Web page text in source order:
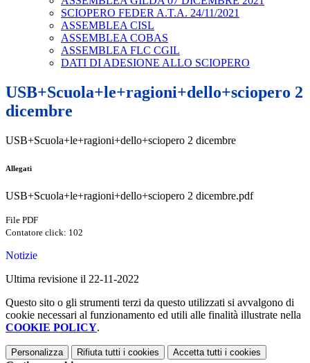
SCIOPERO FEDER A.T.A. 24/11/2021
ASSEMBLEA CISL
ASSEMBLEA COBAS
ASSEMBLEA FLC CGIL
DATI DI ADESIONE ALLO SCIOPERO
USB+Scuola+le+ragioni+dello+sciopero 2
dicembre
USB+Scuola+le+ragioni+dello+sciopero 2 dicembre
Allegati
USB+Scuola+le+ragioni+dello+sciopero 2 dicembre.pdf
File PDF
Contatore click: 102
Notizie
Ultima revisione il 22-11-2022
Questo sito o gli strumenti terzi da questo utilizzati si avvalgono di
cookie necessari al funzionamento ed utili alle finalità illustrate nella
COOKIE POLICY.
Personalizza Rifiuta tutti i cookies Accetta tutti i cookies